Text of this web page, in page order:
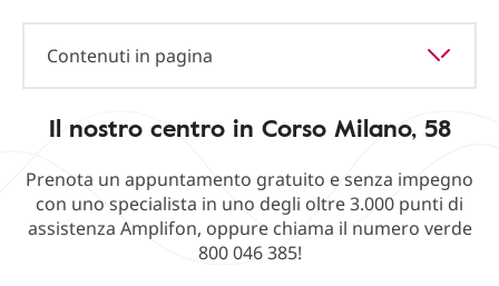
Contenuti in pagina
Il nostro centro in Corso Milano, 58
Prenota un appuntamento gratuito e senza impegno
con uno specialista in uno degli oltre 3.000 punti di
assistenza Amplifon, oppure chiama il numero verde
800 046 385!